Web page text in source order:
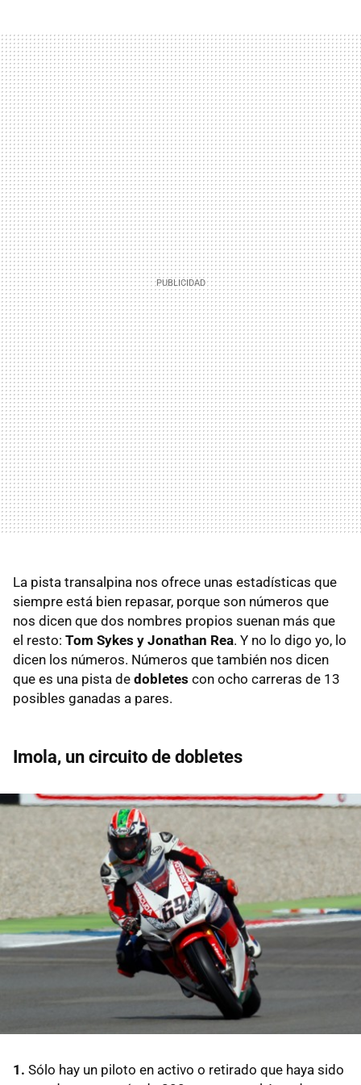
La pista transalpina nos ofrece unas estadísticas que
siempre está bien repasar, porque son números que
nos dicen que dos nombres propios suenan más que
el resto: Tom Sykes y Jonathan Rea. Y no lo digo yo, lo
dicen los números. Números que también nos dicen
que es una pista de dobletes con ocho carreras de 13
posibles ganadas a pares.
Imola, un circuito de dobletes
1. Sólo hay un piloto en activo o retirado que haya sido